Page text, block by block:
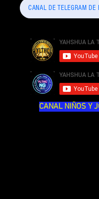
CANAL DE TELEGRAM DE
CANAL NIÑOS Y